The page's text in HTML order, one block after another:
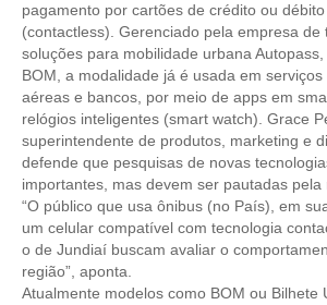
CONTRIBUIÇÃO ASSISTENCIAL
CONTRIBUIÇÃO ASSOCIATIVA OU ANUIDADE
CONTRIBUIÇÃO SINDICAL URBANA
REVISÃO DE APOSENTADORIA
FGTS EXPURGOS
FGTS CORREÇÃO
LEGISLAÇÃO
pagamento por cartões de crédito ou
(contactless). Gerenciado pela empresa de
soluções para mobilidade urbana
BOM, a modalidade já é usada em
aéreas e bancos, por meio de apps em
relógios inteligentes (smart watch). Grace
superintendente de produtos, marketing e
defende que pesquisas de novas
importantes, mas devem ser pautadas pela
“O público que usa ônibus (no País), em
um celular compatível com tecnologia
o de Jundiaí buscam avaliar o
região”, aponta.
Atualmente modelos como BOM ou Bilhete